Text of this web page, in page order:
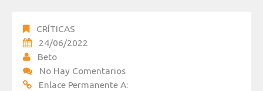
CRÍTICAS
24/06/2022
Beto
No Hay Comentarios
Enlace Permanente A: